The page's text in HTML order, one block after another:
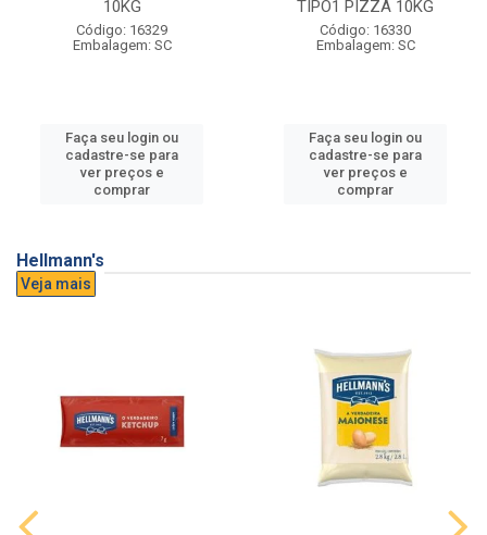
10KG
Código: 16329
Embalagem: SC
Faça seu login ou
cadastre-se para
ver preços e
comprar
TIPO1 PIZZA 10KG
Código: 16330
Embalagem: SC
Faça seu login ou
cadastre-se para
ver preços e
comprar
Hellmann's
Veja mais